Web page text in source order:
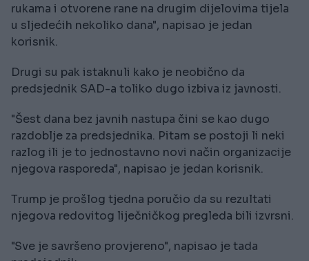
rukama i otvorene rane na drugim dijelovima tijela
u sljedećih nekoliko dana", napisao je jedan
korisnik.
Drugi su pak istaknuli kako je neobično da
predsjednik SAD-a toliko dugo izbiva iz javnosti.
"Šest dana bez javnih nastupa čini se kao dugo
razdoblje za predsjednika. Pitam se postoji li neki
razlog ili je to jednostavno novi način organizacije
njegova rasporeda", napisao je jedan korisnik.
Trump je prošlog tjedna poručio da su rezultati
njegova redovitog liječničkog pregleda bili izvrsni.
"Sve je savršeno provjereno", napisao je tada